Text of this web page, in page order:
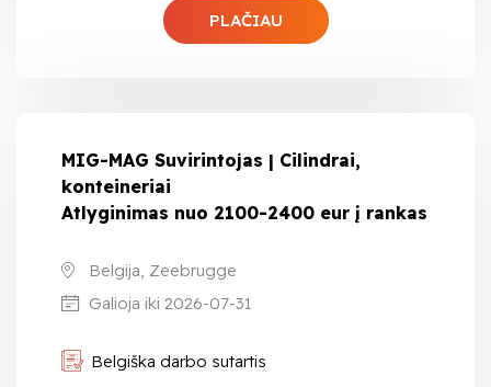
PLAČIAU
MIG-MAG Suvirintojas | Cilindrai,
konteineriai
Atlyginimas nuo 2100-2400 eur į rankas
Belgija, Zeebrugge
Galioja iki 2026-07-31
Belgiška darbo sutartis